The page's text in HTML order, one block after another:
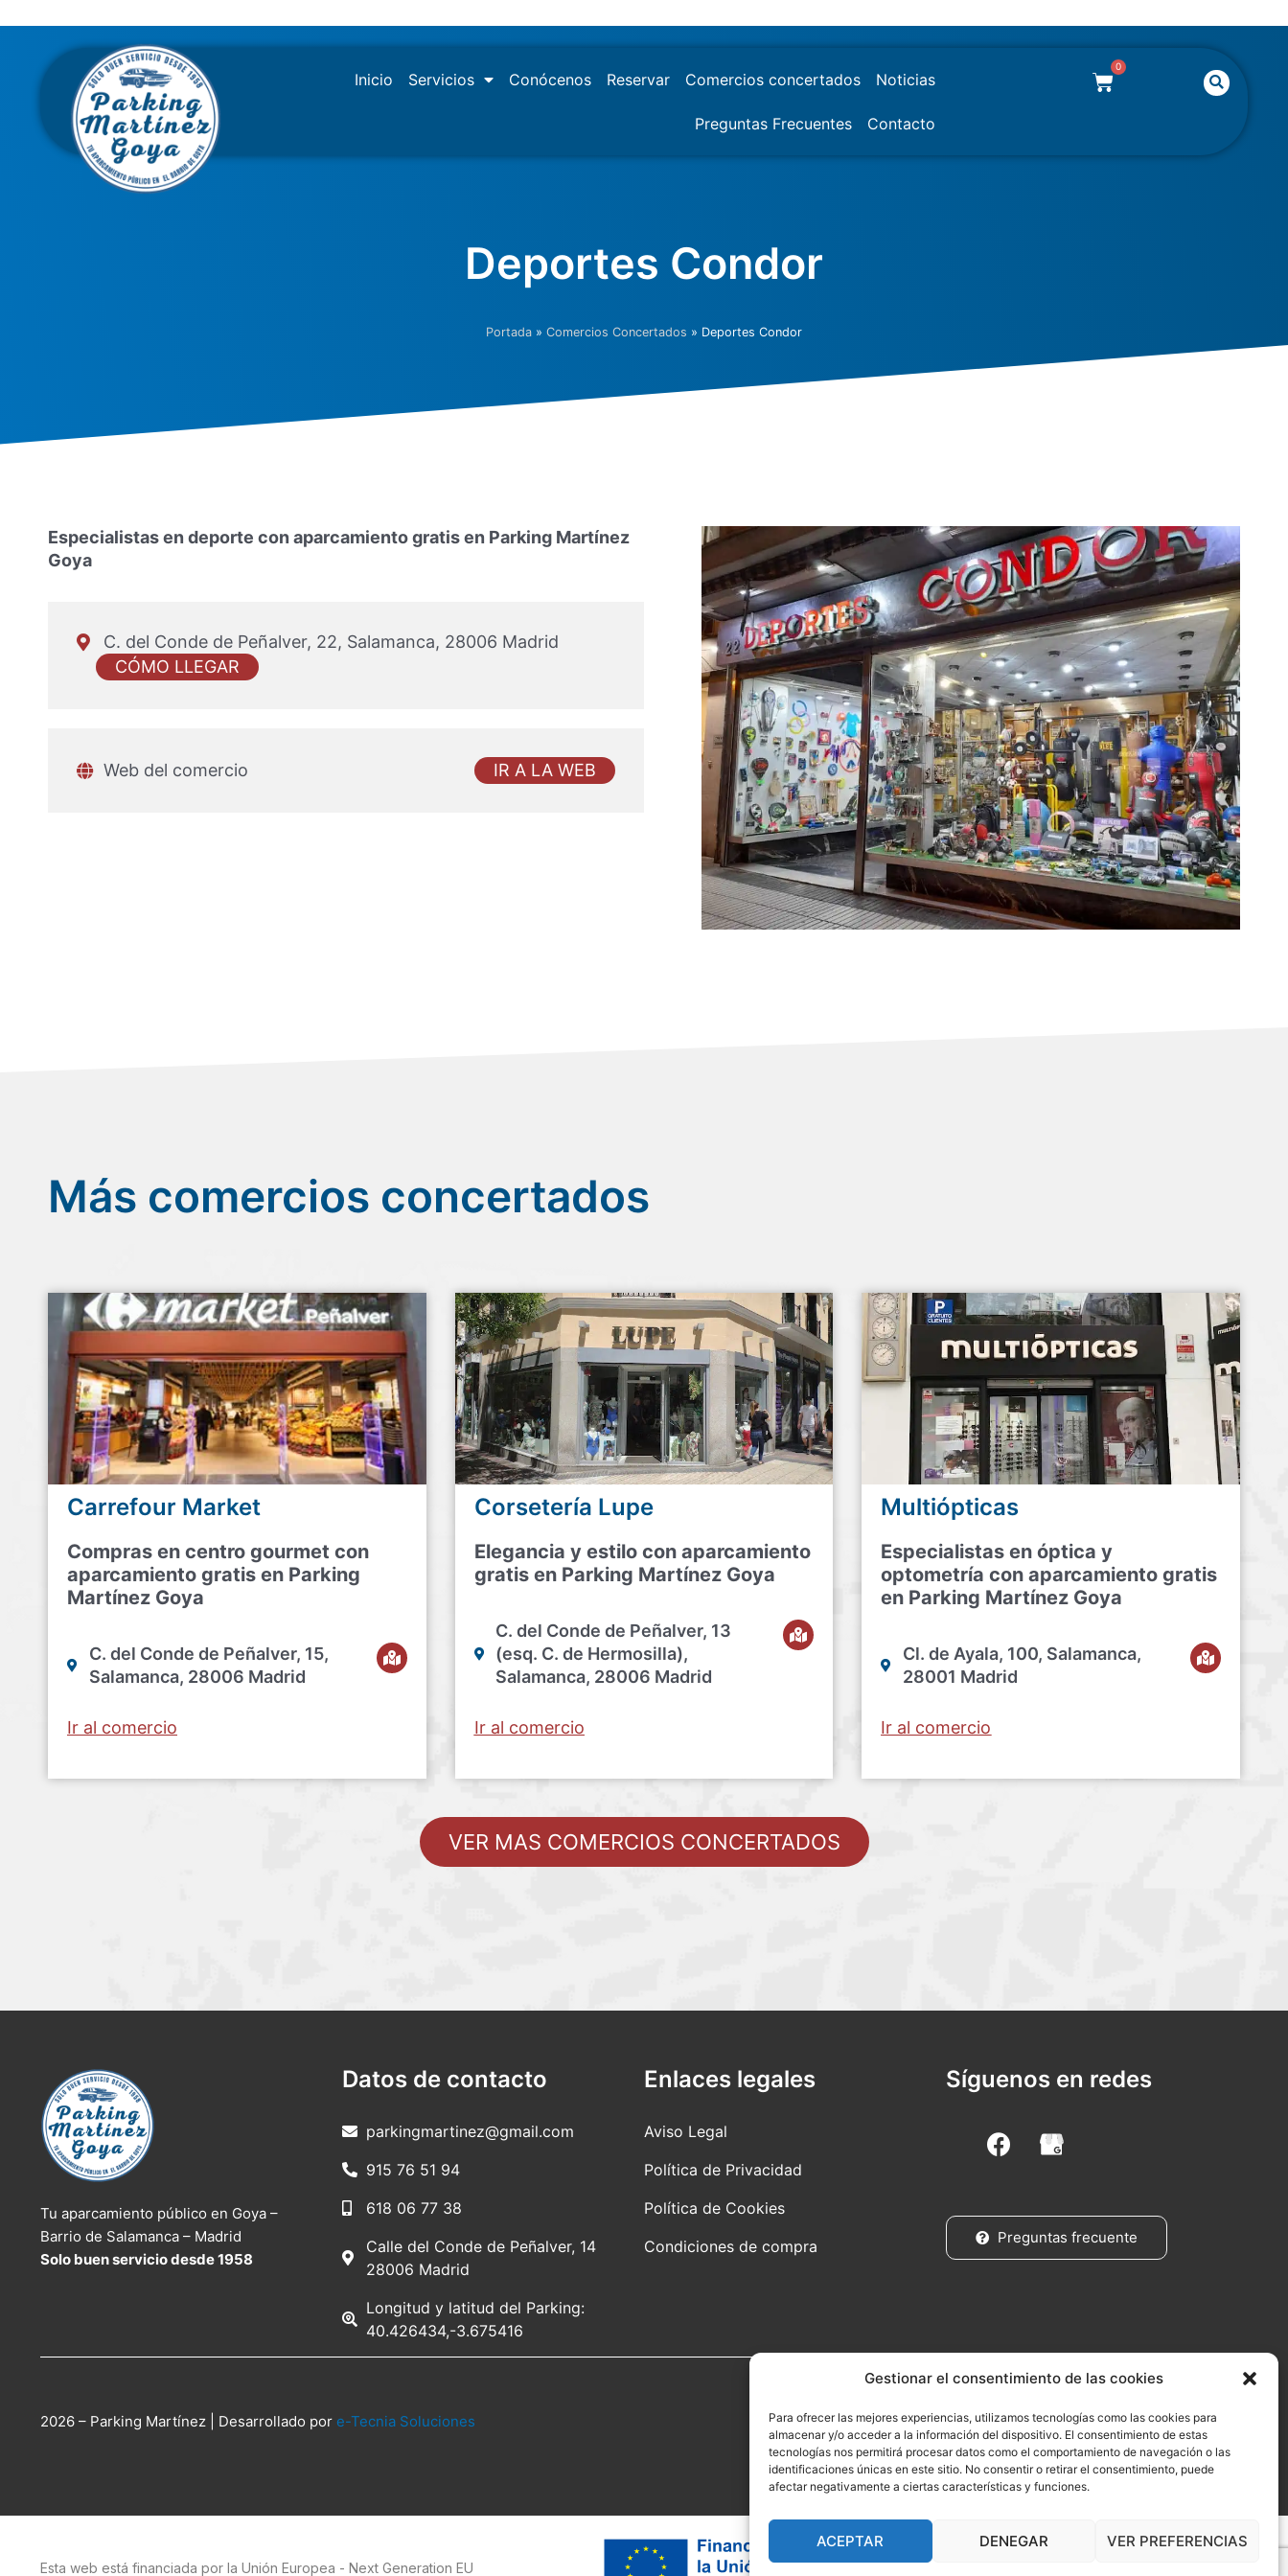
Gestionar el consentimiento de las cookies
Para ofrecer las mejores experiencias, utilizamos tecnologías como las cookies para
almacenar y/o acceder a la información del dispositivo. El consentimiento de estas
tecnologías nos permitirá procesar datos como el comportamiento de navegación o las
identificaciones únicas en este sitio. No consentir o retirar el consentimiento, puede
afectar negativamente a ciertas características y funciones.
ACEPTAR DENEGAR VER PREFERENCIAS
contenido
Inicio Servicios Conócenos Reservar Comercios concertados Noticias
Preguntas Frecuentes Contacto
0
CARRITO
Deportes Condor
Portada » Comercios Concertados » Deportes Condor
Especialistas en deporte con aparcamiento gratis en Parking Martínez
Goya
C. del Conde de Peñalver, 22, Salamanca, 28006 Madrid
CÓMO LLEGAR
Web del comercio IR A LA WEB
Más comercios concertados
Carrefour Market
Compras en centro gourmet con
aparcamiento gratis en Parking
Martínez Goya
C. del Conde de Peñalver, 15,
Salamanca, 28006 Madrid
Ir al comercio
Corsetería Lupe
Elegancia y estilo con aparcamiento
gratis en Parking Martínez Goya
C. del Conde de Peñalver, 13
(esq. C. de Hermosilla),
Salamanca, 28006 Madrid
Ir al comercio
Multiópticas
Especialistas en óptica y
optometría con aparcamiento gratis
en Parking Martínez Goya
Cl. de Ayala, 100, Salamanca,
28001 Madrid
Ir al comercio
VER MAS COMERCIOS CONCERTADOS
Tu aparcamiento público en Goya –
Barrio de Salamanca – Madrid
Solo buen servicio desde 1958
Datos de contacto
parkingmartinez@gmail.com
915 76 51 94
618 06 77 38
Calle del Conde de Peñalver, 14
28006 Madrid
Longitud y latitud del Parking:
40.426434,-3.675416
Enlaces legales
Aviso Legal
Política de Privacidad
Política de Cookies
Condiciones de compra
Síguenos en redes
a
c
o
o
k
Preguntas frecuente
2026 – Parking Martínez | Desarrollado por e-Tecnia Soluciones
Esta web está financiada por la Unión Europea - Next Generation EU